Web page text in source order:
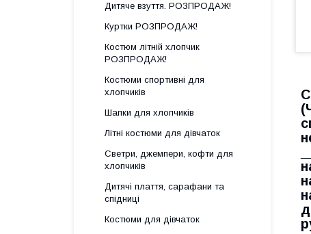
Дитяче взуття. РОЗПРОДАЖ!
Куртки РОЗПРОДАЖ!
Костюм літній хлопчик
РОЗПРОДАЖ!
Костюми спортивні для
хлопчиків
Шапки для хлопчиків
Літні костюми для дівчаток
Светри, джемпери, кофти для
хлопчиків
Дитячі плаття, сарафани та
спідниці
Костюми для дівчаток